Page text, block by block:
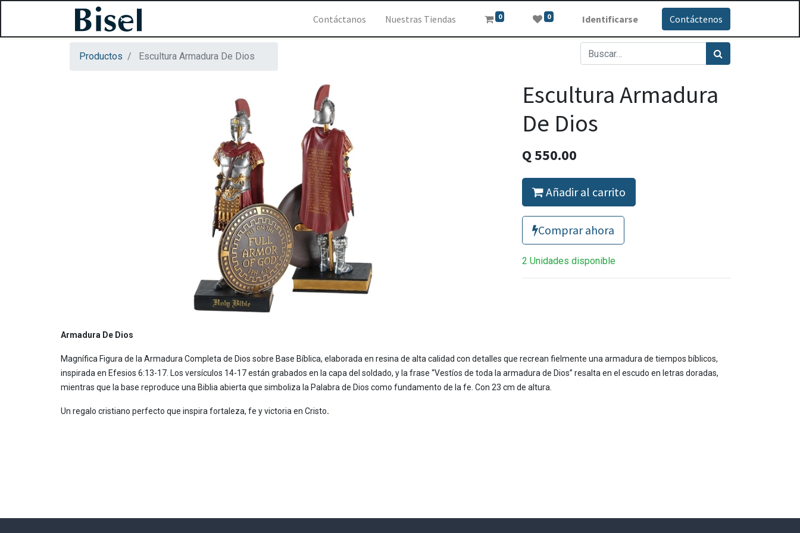
Contáctanos Nuestras Tiendas 0 0 Identificarse Contáctenos
Productos Escultura Armadura De Dios
Escultura Armadura
De Dios
Q550.00
Añadir al carrito
Comprar ahora
2 Unidades disponible
Armadura De Dios
Magnífica Figura de la Armadura Completa de Dios sobre Base Bíblica, elaborada en resina de alta calidad con detalles que recrean fielmente una armadura de tiempos bíblicos,
inspirada en Efesios 6:13-17. Los versículos 14-17 están grabados en la capa del soldado, y la frase “Vestíos de toda la armadura de Dios” resalta en el escudo en letras doradas,
mientras que la base reproduce una Biblia abierta que simboliza la Palabra de Dios como fundamento de la fe. Con 23 cm de altura.
Un regalo cristiano perfecto que inspira fortaleza, fe y victoria en Cristo.